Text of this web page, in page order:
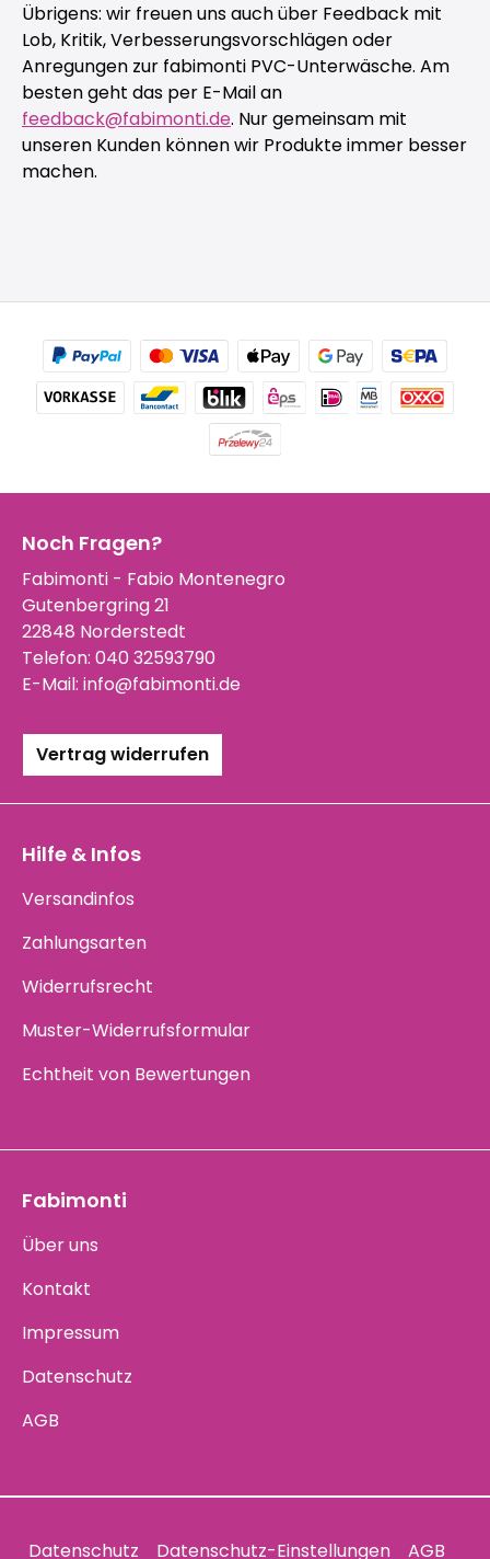
Übrigens: wir freuen uns auch über Feedback mit
Lob, Kritik, Verbesserungsvorschlägen oder
Anregungen zur fabimonti PVC-Unterwäsche. Am
besten geht das per E-Mail an
feedback@fabimonti.de. Nur gemeinsam mit
unseren Kunden können wir Produkte immer besser
machen.
Noch Fragen?
Fabimonti - Fabio Montenegro
Gutenbergring 21
22848 Norderstedt
Telefon: 040 32593790
E-Mail: info@fabimonti.de
Vertrag widerrufen
Hilfe & Infos
Versandinfos
Zahlungsarten
Widerrufsrecht
Muster-Widerrufsformular
Echtheit von Bewertungen
Fabimonti
Über uns
Kontakt
Impressum
Datenschutz
AGB
Datenschutz Datenschutz-Einstellungen AGB